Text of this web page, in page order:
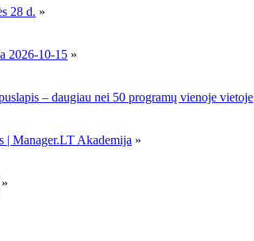
28 d. »
2026-10-15 »
– daugiau nei 50 programų vienoje vietoje
| Manager.LT Akademija »
»